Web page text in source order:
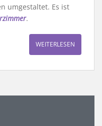
umgestaltet. Es ist
.
WEITERLESEN